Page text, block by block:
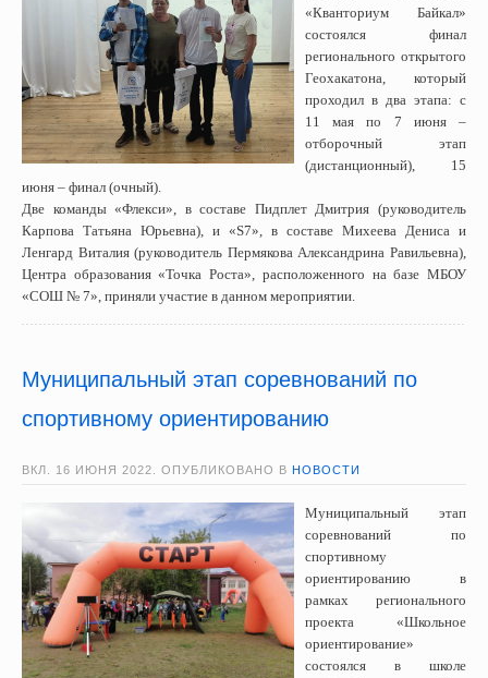
«Кванториум Байкал»
состоялся финал
регионального открытого
Геохакатона, который
проходил в два этапа: с
11 мая по 7 июня –
отборочный этап
(дистанционный), 15
июня – финал (очный).
Две команды «Флекси», в составе Пидплет Дмитрия (руководитель
Карпова Татьяна Юрьевна), и «S7», в составе Михеева Дениса и
Ленгард Виталия (руководитель Пермякова Александрина Равильевна),
Центра образования «Точка Роста», расположенного на базе МБОУ
«СОШ № 7», приняли участие в данном мероприятии.
Муниципальный этап соревнований по
спортивному ориентированию
ВКЛ. 16 ИЮНЯ 2022 . ОПУБЛИКОВАНО В НОВОСТИ
Муниципальный этап
соревнований по
спортивному
ориентированию в
рамках регионального
проекта «Школьное
ориентирование»
состоялся в школе